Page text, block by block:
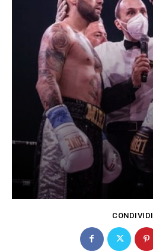
CONDIVIDI